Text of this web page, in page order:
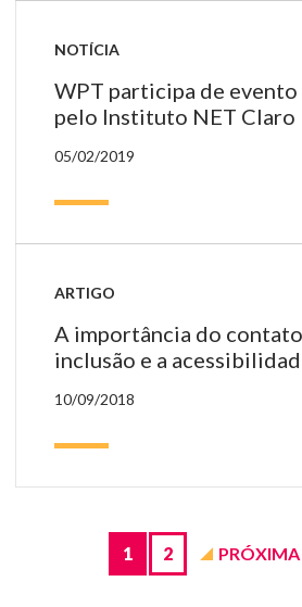
NOTÍCIA
WPT participa de
pelo Instituto NET Claro
05/02/2019
ARTIGO
A importância do
inclusão e a
10/09/2018
1 2